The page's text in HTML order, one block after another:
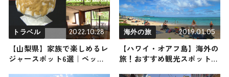
トラベル 2022.10.28
【山梨県】家族で楽しめるレ
ジャースポット6選｜ペット
海外の旅 2019.01.05
【ハワイ・オアフ島】海外の
旅！おすすめ観光スポットや